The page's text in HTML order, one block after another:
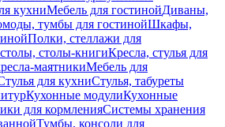
кухниМебель для гостинойДиваны,
тумбы для гостинойШкафы,
Полки, стеллажи для
столы-книгиКресла, стулья для
маятникиМебель для
для кухниСтулья, табуреты
Кухонные модулиКухонные
для кормленияСистемы хранения
Тумбы, консоли для